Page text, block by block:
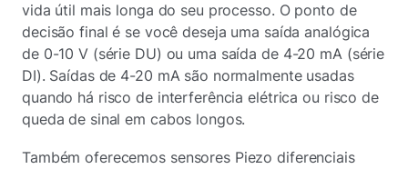
vida útil mais longa do seu processo. O ponto de
decisão final é se você deseja uma saída analógica
de 0-10 V (série DU) ou uma saída de 4-20 mA (série
DI). Saídas de 4-20 mA são normalmente usadas
quando há risco de interferência elétrica ou risco de
queda de sinal em cabos longos.
Também oferecemos sensores Piezo diferenciais